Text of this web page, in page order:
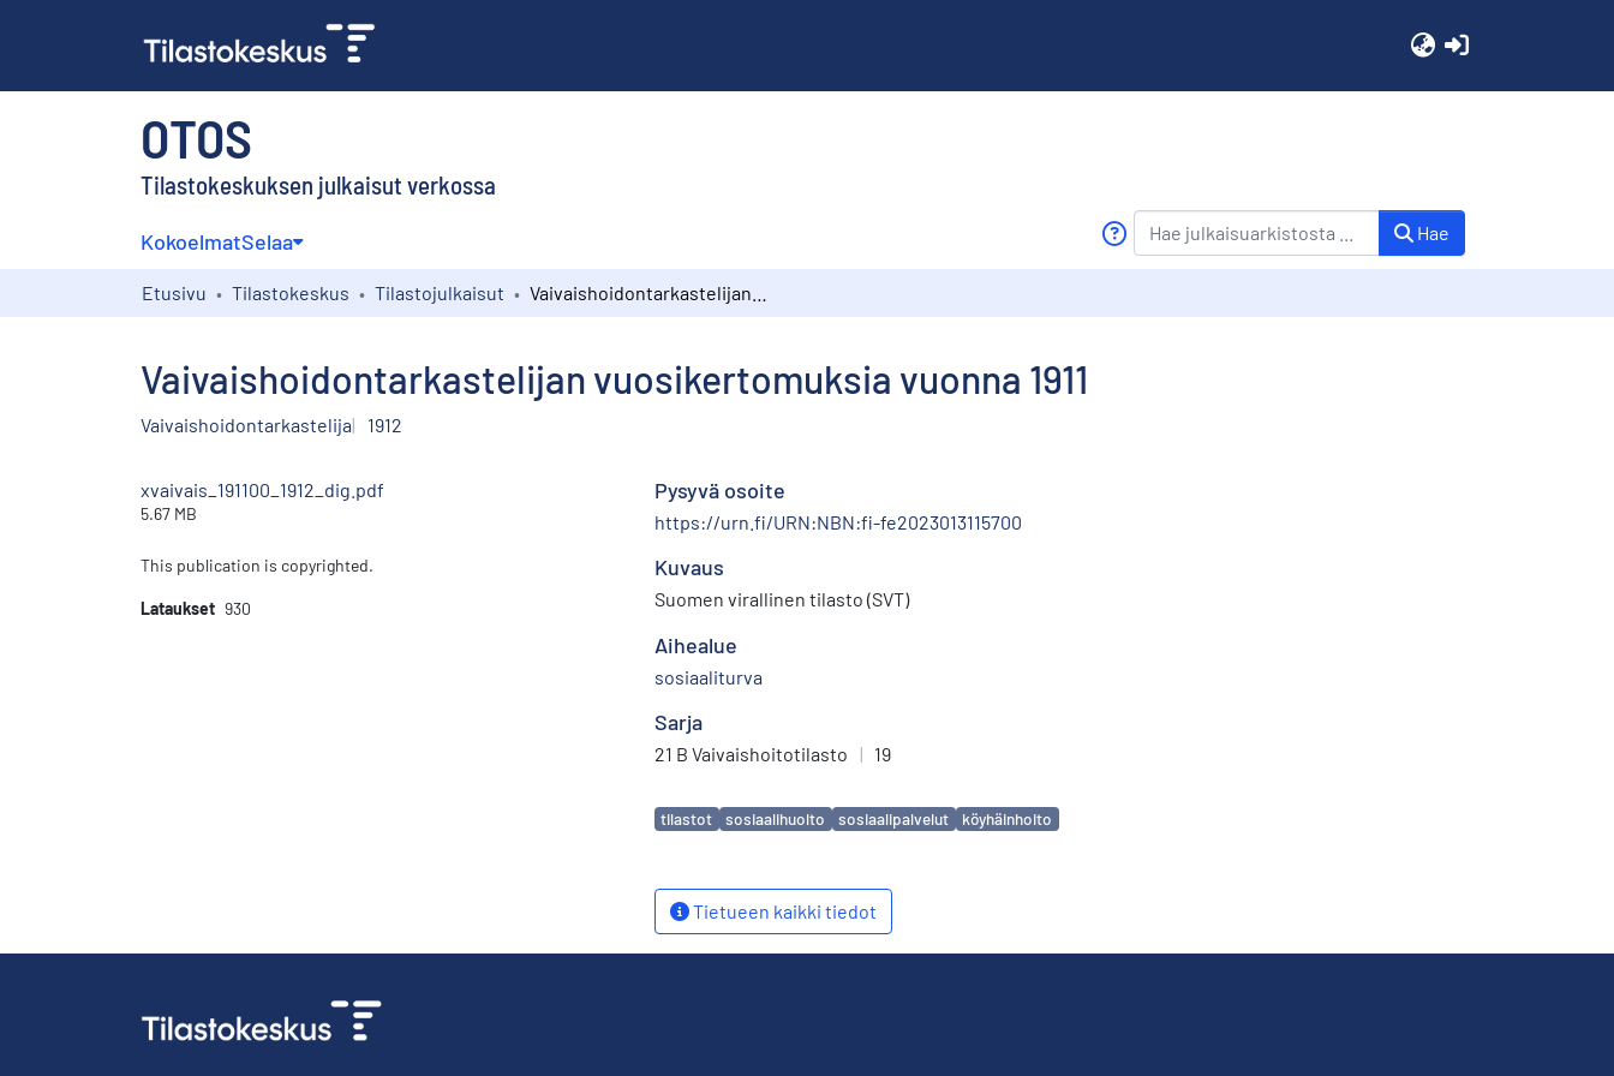
OTOS
Tilastokeskuksen julkaisut verkossa
KokoelmatSelaa Hae
Etusivu Tilastokeskus Tilastojulkaisut
Vaivaishoidontarkastelijan vuosikertomuksia vuonna 1911
Vaivaishoidontarkastelija 1912
xvaivais_191100_1912_dig.pdf
5.67 MB
This publication is copyrighted.
Lataukset 930
Pysyvä osoite
https://urn.fi/URN:NBN:fi-fe2023013115700
Kuvaus
Suomen virallinen tilasto (SVT)
Aihealue
sosiaaliturva
Sarja
21 B Vaivaishoitotilasto | 19
Avainsanat
tilastot sosiaalihuolto sosiaalipalvelut köyhäinhoito
Tietueen kaikki tiedot